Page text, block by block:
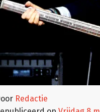
door Redactie